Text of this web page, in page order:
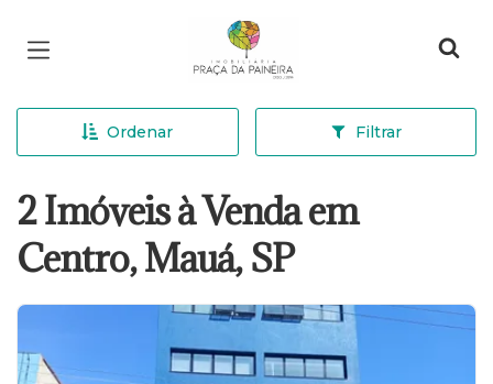
Página inicial
Ordenar Filtrar
2 Imóveis à Venda em
Centro, Mauá, SP